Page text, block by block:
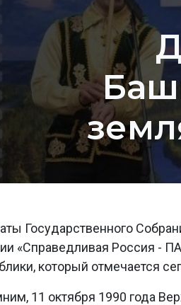
Государственного
«Справедливая Россия -
который отмечается
11 октября 1990 года